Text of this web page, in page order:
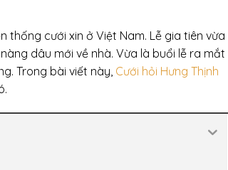
cưới xin ở Việt Nam. Lễ gia tiên vừa
dâu mới về nhà. Vừa là buổi lễ ra mắt
Trong bài viết này, Cưới hỏi Hưng Thịnh